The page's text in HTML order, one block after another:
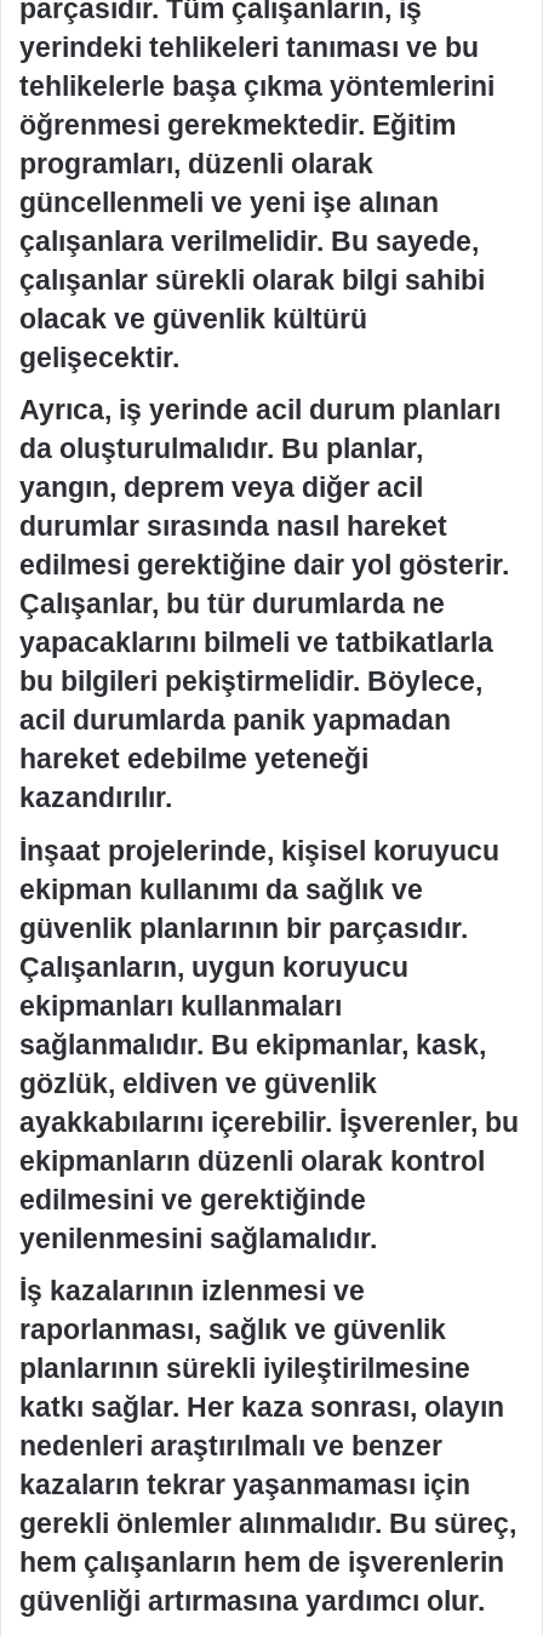
parçasıdır. Tüm çalışanların, iş
yerindeki tehlikeleri tanıması ve bu
tehlikelerle başa çıkma yöntemlerini
öğrenmesi gerekmektedir. Eğitim
programları, düzenli olarak
güncellenmeli ve yeni işe alınan
çalışanlara verilmelidir. Bu sayede,
çalışanlar sürekli olarak bilgi sahibi
olacak ve güvenlik kültürü
gelişecektir.
Ayrıca, iş yerinde acil durum planları
da oluşturulmalıdır. Bu planlar,
yangın, deprem veya diğer acil
durumlar sırasında nasıl hareket
edilmesi gerektiğine dair yol gösterir.
Çalışanlar, bu tür durumlarda ne
yapacaklarını bilmeli ve tatbikatlarla
bu bilgileri pekiştirmelidir. Böylece,
acil durumlarda panik yapmadan
hareket edebilme yeteneği
kazandırılır.
İnşaat projelerinde, kişisel koruyucu
ekipman kullanımı da sağlık ve
güvenlik planlarının bir parçasıdır.
Çalışanların, uygun koruyucu
ekipmanları kullanmaları
sağlanmalıdır. Bu ekipmanlar, kask,
gözlük, eldiven ve güvenlik
ayakkabılarını içerebilir. İşverenler, bu
ekipmanların düzenli olarak kontrol
edilmesini ve gerektiğinde
yenilenmesini sağlamalıdır.
İş kazalarının izlenmesi ve
raporlanması, sağlık ve güvenlik
planlarının sürekli iyileştirilmesine
katkı sağlar. Her kaza sonrası, olayın
nedenleri araştırılmalı ve benzer
kazaların tekrar yaşanmaması için
gerekli önlemler alınmalıdır. Bu süreç,
hem çalışanların hem de işverenlerin
güvenliği artırmasına yardımcı olur.